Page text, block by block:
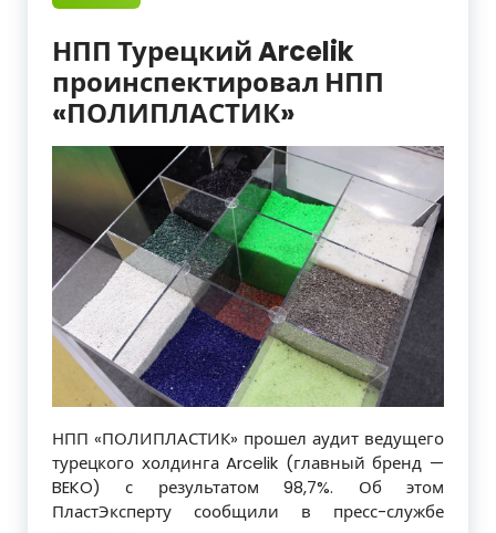
НПП Турецкий Arcelik
проинспектировал НПП
«ПОЛИПЛАСТИК»
НПП «ПОЛИПЛАСТИК» прошел аудит ведущего
турецкого холдинга Arcelik (главный бренд —
BEKO) с результатом 98,7%. Об этом
ПластЭксперту сообщили в пресс-службе